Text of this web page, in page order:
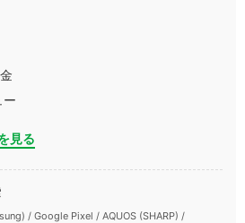
ー
見る
/ Google Pixel / AQUOS (SHARP) /